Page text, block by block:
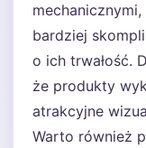
bardziej
o ich trwałość.
że produkty
atrakcyjne
Warto również